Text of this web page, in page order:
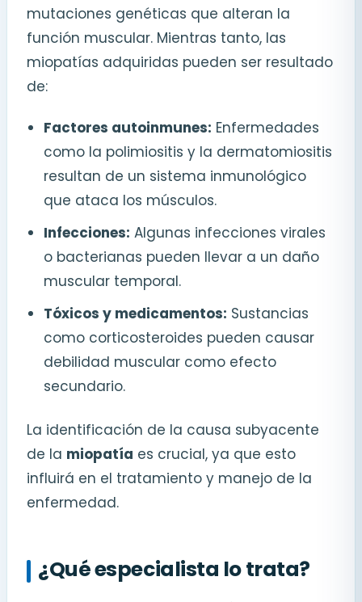
mutaciones genéticas que alteran la
función muscular. Mientras tanto, las
miopatías adquiridas pueden ser resultado
de:
Factores autoinmunes: Enfermedades
como la polimiositis y la dermatomiositis
resultan de un sistema inmunológico
que ataca los músculos.
Infecciones: Algunas infecciones virales
o bacterianas pueden llevar a un daño
muscular temporal.
Tóxicos y medicamentos: Sustancias
como corticosteroides pueden causar
debilidad muscular como efecto
secundario.
La identificación de la causa subyacente
de la miopatía es crucial, ya que esto
influirá en el tratamiento y manejo de la
enfermedad.
¿Qué especialista lo trata?